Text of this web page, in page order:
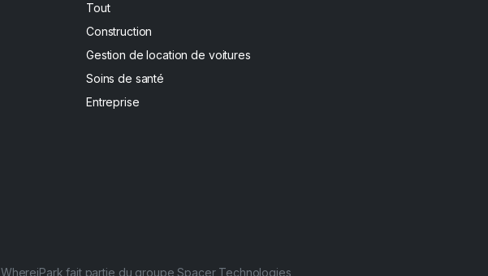
Tout
Construction
Gestion de location de voitures
Soins de santé
Entreprise
WhereiPark fait partie du groupe Spacer Technologies